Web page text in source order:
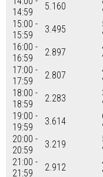
14:59
5.160
15:00 -
15:59
3.495
16:00 -
16:59
2.897
17:00 -
17:59
2.807
18:00 -
18:59
2.283
19:00 -
19:59
3.614
20:00 -
20:59
3.219
21:00 -
21:59
2.912